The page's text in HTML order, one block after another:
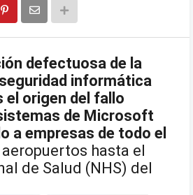
defectuosa de la
informática
el origen del fallo
de Microsoft
a empresas de todo el
hasta el
de Salud (NHS) del